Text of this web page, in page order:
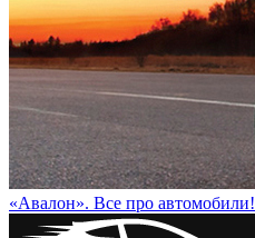
«Авалон». Все про автомобили!